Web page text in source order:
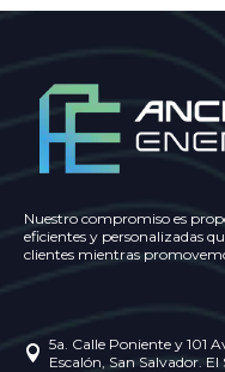
Nuestro compromiso es
eficientes y personalizadas
clientes mientras
 5a. Calle Poniente y 101
Escalón, San Salvador. El